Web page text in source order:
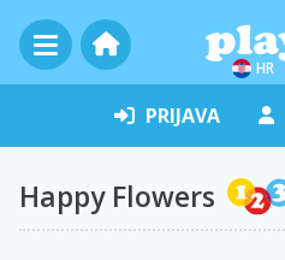
HR
PRIJAVA
Happy Flowers